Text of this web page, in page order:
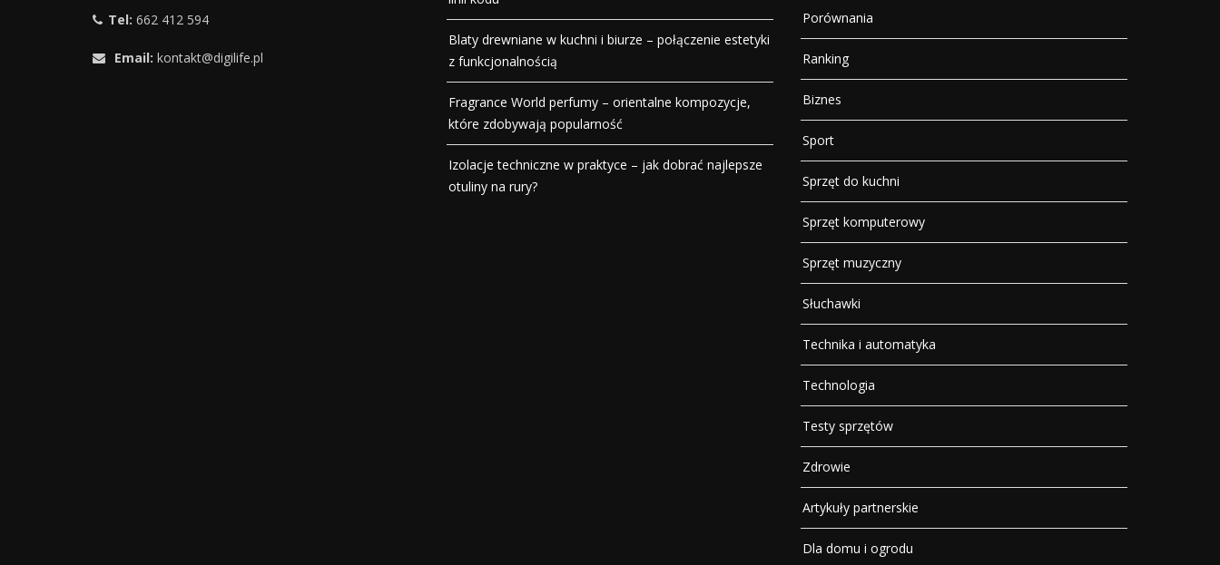
Tel: 662 412 594
Email: kontakt@digilife.pl
Blaty drewniane w kuchni i biurze – połączenie estetyki
z funkcjonalnością
Fragrance World perfumy – orientalne kompozycje,
które zdobywają popularność
Izolacje techniczne w praktyce – jak dobrać najlepsze
otuliny na rury?
Porównania
Ranking
Biznes
Sport
Sprzęt do kuchni
Sprzęt komputerowy
Sprzęt muzyczny
Słuchawki
Technika i automatyka
Technologia
Testy sprzętów
Zdrowie
Artykuły partnerskie
Dla domu i ogrodu